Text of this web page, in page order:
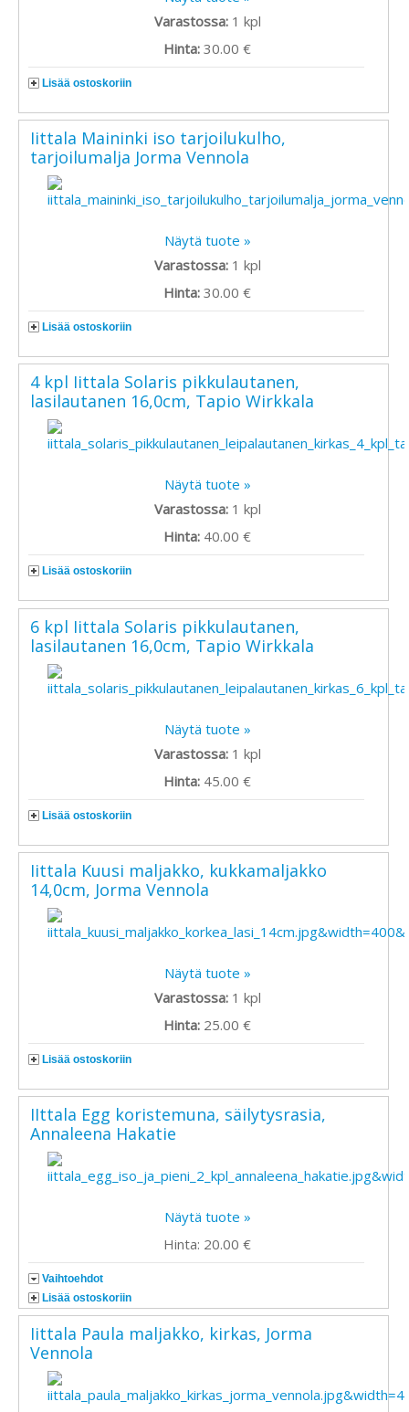
Varastossa: 1 kpl
Hinta:30.00 €
Lisää ostoskoriin
Iittala Maininki iso tarjoilukulho,
tarjoilumalja Jorma Vennola
Näytä tuote »
Varastossa: 1 kpl
Hinta:30.00 €
Lisää ostoskoriin
4 kpl Iittala Solaris pikkulautanen,
lasilautanen 16,0cm, Tapio Wirkkala
Näytä tuote »
Varastossa: 1 kpl
Hinta: 40.00 €
Lisää ostoskoriin
6 kpl Iittala Solaris pikkulautanen,
lasilautanen 16,0cm, Tapio Wirkkala
Näytä tuote »
Varastossa: 1 kpl
Hinta: 45.00 €
Lisää ostoskoriin
Iittala Kuusi maljakko, kukkamaljakko
14,0cm, Jorma Vennola
Näytä tuote »
Varastossa: 1 kpl
Hinta: 25.00 €
Lisää ostoskoriin
IIttala Egg koristemuna, säilytysrasia,
Annaleena Hakatie
Näytä tuote »
Hinta: 20.00 €
Vaihtoehdot
Lisää ostoskoriin
Iittala Paula maljakko, kirkas, Jorma
Vennola